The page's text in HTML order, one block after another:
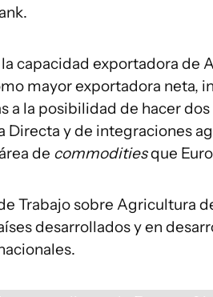
capacidad exportadora de
mayor exportadora neta,
a la posibilidad de hacer
Directa y de integraciones
de commoditiesque
Trabajo sobre Agricultura
desarrollados y en